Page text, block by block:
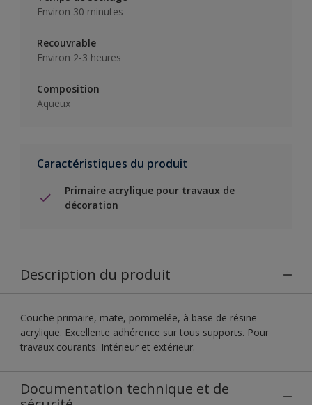
Environ 30 minutes
Recouvrable
Environ 2-3 heures
Composition
Aqueux
Caractéristiques du produit
Primaire acrylique pour travaux de
décoration
Description du produit
Couche primaire, mate, pommelée, à base de résine
acrylique. Excellente adhérence sur tous supports. Pour
travaux courants. Intérieur et extérieur.
Documentation technique et de